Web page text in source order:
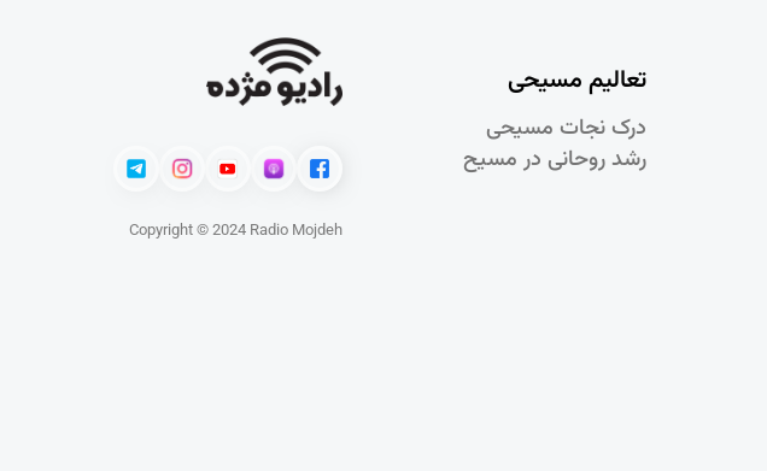
Copyright © 2024 Radio Mojdeh
تعالیم مسیحی
درک نجات مسيحی
رشد روحانی در مسيح